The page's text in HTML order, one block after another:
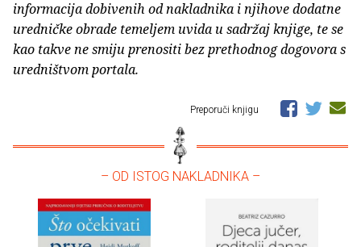
informacija dobivenih od nakladnika i njihove dodatne
uredničke obrade temeljem uvida u sadržaj knjige, te se
kao takve ne smiju prenositi bez prethodnog dogovora s
uredništvom portala.
Preporuči knjigu
– OD ISTOG NAKLADNIKA –